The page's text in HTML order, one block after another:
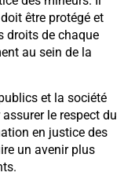
être protégé et
droits de chaque
au sein de la
et la société
le respect du
en justice des
un avenir plus